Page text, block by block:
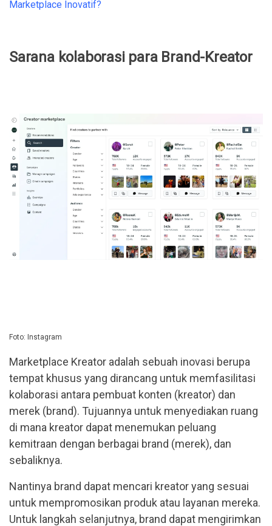
Marketplace Inovatif?
Sarana kolaborasi para Brand-Kreator
Foto: Instagram
Marketplace Kreator adalah sebuah inovasi berupa
tempat khusus yang dirancang untuk memfasilitasi
kolaborasi antara pembuat konten (kreator) dan
merek (brand). Tujuannya untuk menyediakan ruang
di mana kreator dapat menemukan peluang
kemitraan dengan berbagai brand (merek), dan
sebaliknya.
Nantinya brand dapat mencari kreator yang sesuai
untuk mempromosikan produk atau layanan mereka.
Untuk langkah selanjutnya, brand dapat mengirimkan